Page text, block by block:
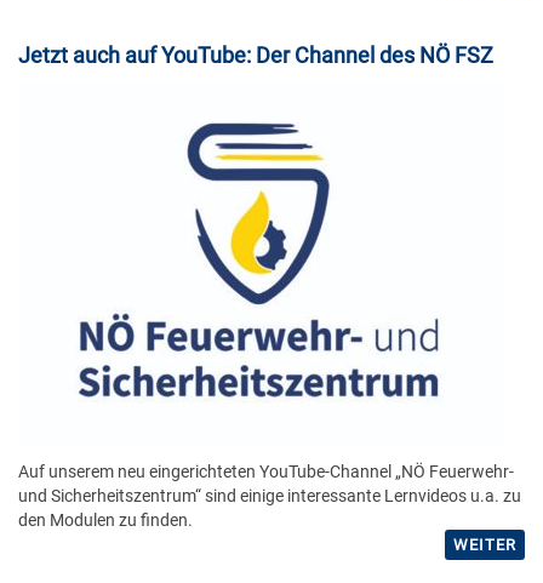
Jetzt auch auf YouTube: Der Channel des NÖ FSZ
Auf unserem neu eingerichteten YouTube-Channel „NÖ Feuerwehr-
und Sicherheitszentrum“ sind einige interessante Lernvideos u.a. zu
den Modulen zu finden.
WEITER